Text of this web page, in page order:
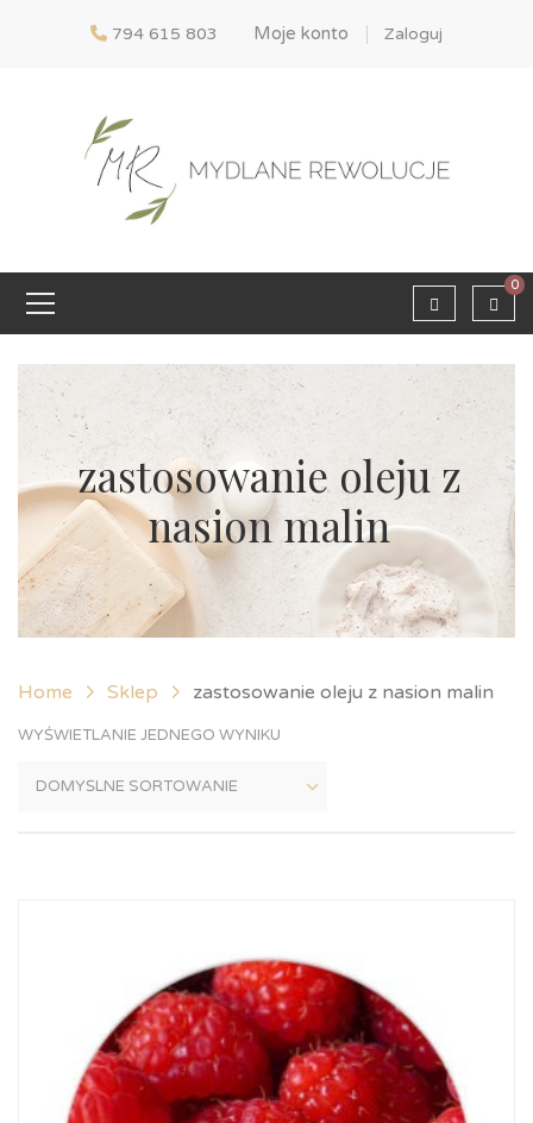
794 615 803 Moje konto Zaloguj
0
zastosowanie oleju z
nasion malin
Home Sklep zastosowanie oleju z nasion malin
WYŚWIETLANIE JEDNEGO WYNIKU